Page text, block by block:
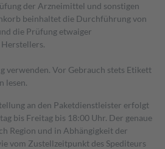
der Arzneimittel und sonstigen
beinhaltet die Durchführung von
die Prüfung etwaiger
verwenden. Vor Gebrauch stets Etikett
lesen.
an den Paketdienstleister erfolgt
bis Freitag bis 18:00 Uhr. Der genaue
Region und in Abhängigkeit der
vom Zustellzeitpunkt des Spediteurs